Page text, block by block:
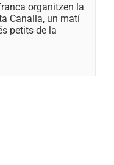
organitzen la
Canalla, un matí
petits de la